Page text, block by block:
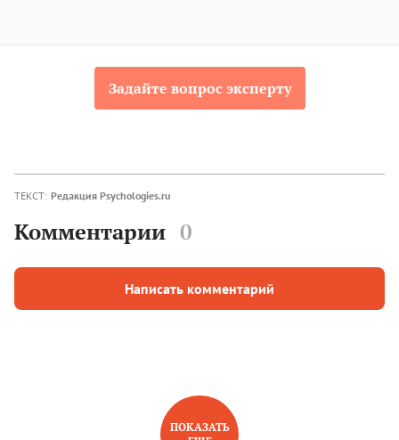
Задайте вопрос эксперту
ТЕКСТ: Редакция Psychologies.ru
Комментарии 0
Написать комментарий
ПОКАЗАТЬ